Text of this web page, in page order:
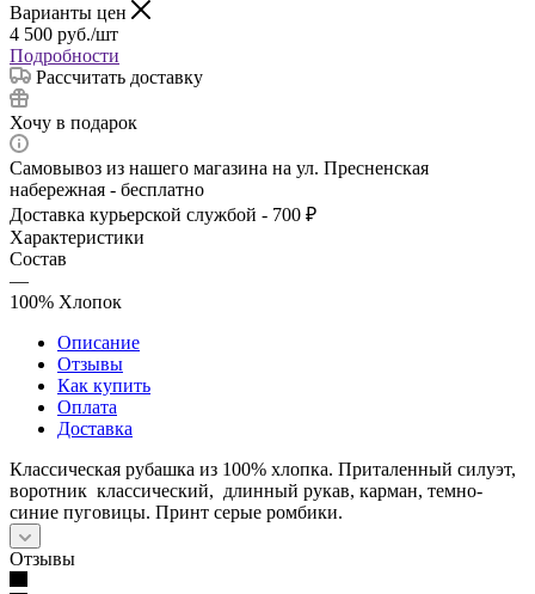
Варианты цен
4 500 руб./шт
Подробности
Рассчитать доставку
Хочу в подарок
Самовывоз из нашего магазина на ул. Пресненская
набережная - бесплатно
Доставка курьерской службой - 700 ₽
Характеристики
Состав
—
100% Хлопок
Описание
Отзывы
Как купить
Оплата
Доставка
Классическая рубашка из 100% хлопка. Приталенный силуэт,
воротник классический, длинный рукав, карман, темно-
синие пуговицы. Принт серые ромбики.
Отзывы